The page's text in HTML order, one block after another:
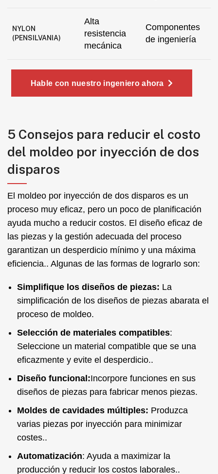
NYLON
(PENSILVANIA)
Alta
resistencia
mecánica
Componentes
de ingeniería
Hable con nuestro ingeniero ahora
5 Consejos para reducir el costo
del moldeo por inyección de dos
disparos
El moldeo por inyección de dos disparos es un
proceso muy eficaz, pero un poco de planificación
ayuda mucho a reducir costos. El diseño eficaz de
las piezas y la gestión adecuada del proceso
garantizan un desperdicio mínimo y una máxima
eficiencia.. Algunas de las formas de lograrlo son:
Simplifique los diseños de piezas: La
simplificación de los diseños de piezas abarata el
proceso de moldeo.
Selección de materiales compatibles:
Seleccione un material compatible que se una
eficazmente y evite el desperdicio..
Diseño funcional:Incorpore funciones en sus
diseños de piezas para fabricar menos piezas.
Moldes de cavidades múltiples: Produzca
varias piezas por inyección para minimizar
costes..
Automatización: Ayuda a maximizar la
producción y reducir los costos laborales..